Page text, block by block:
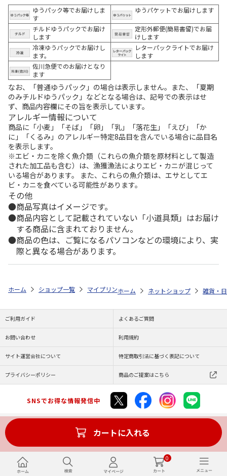
0
ゆうパック等でお届けしま
す
ゆうパケットでお届けします
チルドゆうパックでお届け
します
定形外郵便(簡易書留)でお届
けします
冷凍ゆうパックでお届けし
ます。
レターパックライトでお届け
します
佐川急便でのお届けとなり
ます
なお、「普通ゆうパック」の場合は表示しません。また、「夏期
のみチルドゆうパック」などとなる場合は、記号での表示はせ
ず、商品内容欄にその旨を表示しています。
アレルギー情報について
商品に「小麦」「そば」「卵」「乳」「落花生」「えび」「か
に」「くるみ」のアレルギー特定8品目を含んでいる場合に品目名
を表示します。
※エビ・カニを除く魚介類（これらの魚介類を原材料として製造
された加工品も含む）は、漁獲漁法によりエビ・カニが混じって
いる場合があります。 また、これらの魚介類は、エサとしてエ
ビ・カニを食べている可能性があります。
その他
商品写真はイメージです。
商品内容として記載されていない「小道具類」はお届け
する商品に含まれておりません。
商品の色は、ご覧になるパソコンなどの環境により、実
際と異なる場合があります。
カートに入れる
ホーム ショップ一覧 マイプリント ビーンズ迷子札【ワイマラナ
ホーム ネットショップ 雑貨・
ご利用ガイド よくあるご質問
お問い合わせ 利用規約
サイト運営会社について 特定商取引法に基づく表記について
プライバシーポリシー 商品のご提案はこちら
SNSでお得な情報発信中